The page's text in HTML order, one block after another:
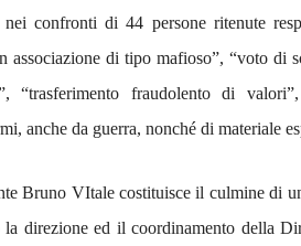
confronti di 44 persone ritenute
associazione di tipo mafioso”, “voto di
“trasferimento fraudolento di
anche da guerra, nonché di materiale
Bruno VItale costituisce il culmine di
direzione ed il coordinamento della